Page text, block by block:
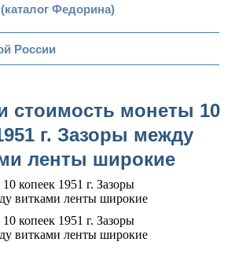
гг.
Федорина)
России
1894)
1881)
стоимость монеты 10
г. Зазоры между
ленты широкие